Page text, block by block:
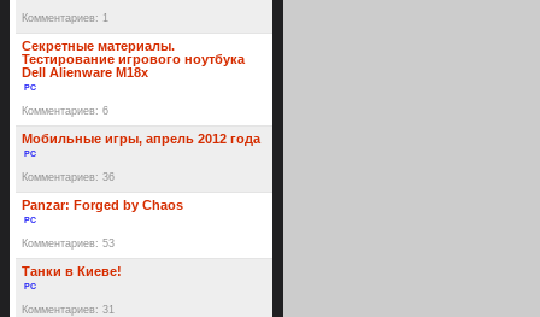
Комментариев: 1
Секретные материалы.
Тестирование игрового ноутбука
Dell Alienware M18x
PC
Комментариев: 6
Мобильные игры, апрель 2012 года
PC
Комментариев: 36
Panzar: Forged by Chaos
PC
Комментариев: 53
Танки в Киеве!
PC
Комментариев: 31